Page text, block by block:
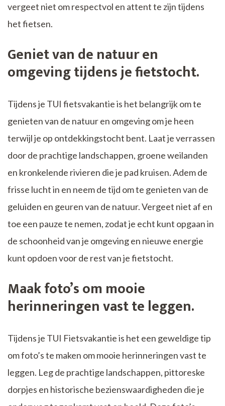
vergeet niet om respectvol en attent te zijn tijdens
het fietsen.
Geniet van de natuur en
omgeving tijdens je fietstocht.
Tijdens je TUI fietsvakantie is het belangrijk om te
genieten van de natuur en omgeving om je heen
terwijl je op ontdekkingstocht bent. Laat je verrassen
door de prachtige landschappen, groene weilanden
en kronkelende rivieren die je pad kruisen. Adem de
frisse lucht in en neem de tijd om te genieten van de
geluiden en geuren van de natuur. Vergeet niet af en
toe een pauze te nemen, zodat je echt kunt opgaan in
de schoonheid van je omgeving en nieuwe energie
kunt opdoen voor de rest van je fietstocht.
Maak foto’s om mooie
herinneringen vast te leggen.
Tijdens je TUI Fietsvakantie is het een geweldige tip
om foto’s te maken om mooie herinneringen vast te
leggen. Leg de prachtige landschappen, pittoreske
dorpjes en historische bezienswaardigheden die je